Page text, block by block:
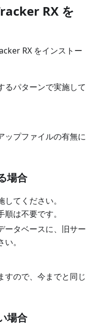
RX を
RX をインストー
るパターンで実施して
ップファイルの有無に
場合
てください。
は不要です。
ータベースに、旧サー
。
すので、今までと同じ
場合